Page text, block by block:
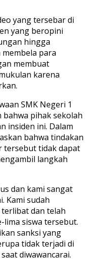
yang tersebar di
yang beropini
hingga
para
membuat
karena
SMK Negeri 1
pihak sekolah
insiden ini. Dalam
bahwa tindakan
tersebut tidak dapat
langkah
dan kami sangat
Kami sudah
dan telah
siswa tersebut.
sanksi yang
tidak terjadi di
diwawancarai.